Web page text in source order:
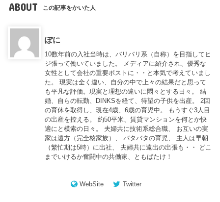
ABOUT この記事をかいた人
ぽに
10数年前の入社当時は、バリバリ系（自称）を目指してヒ
ジ張って働いていました。 メディアに紹介され、優秀な
女性として会社の重要ポストに・・と本気で考えていまし
た。 現実は全く違い、自分の中で上々の結果だと思って
も平凡な評価。現実と理想の違いに悶々とする日々。 結
婚、自らの転勤、DINKSを経て、待望の子供を出産。 2回
の育休を取得し、現在4歳、6歳の育児中。 もうすぐ3人目
の出産を控える。 約50平米、賃貸マンションを何とか快
適にと模索の日々。 夫婦共に技術系総合職、 お互いの実
家は遠方（完全核家族）、 バタバタの育児、 主人は早朝
（繁忙期は5時）に出社、 夫婦共に遠出の出張も・・ どこ
までいけるか奮闘中の共働家、ともばたけ！
WebSite Twitter